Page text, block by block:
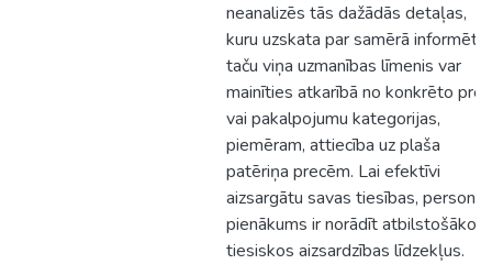
neanalizēs tās dažādās detaļas,
kuru uzskata par samērā informētu,
taču viņa uzmanības līmenis var
mainīties atkarībā no konkrēto
vai pakalpojumu kategorijas,
piemēram, attiecība uz plaša
patēriņa precēm. Lai efektīvi
aizsargātu savas tiesības, personas
pienākums ir norādīt atbilstošākos
tiesiskos aizsardzības līdzekļus.